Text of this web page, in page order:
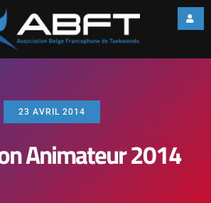
23 AVRIL 2014
Animateur 2014